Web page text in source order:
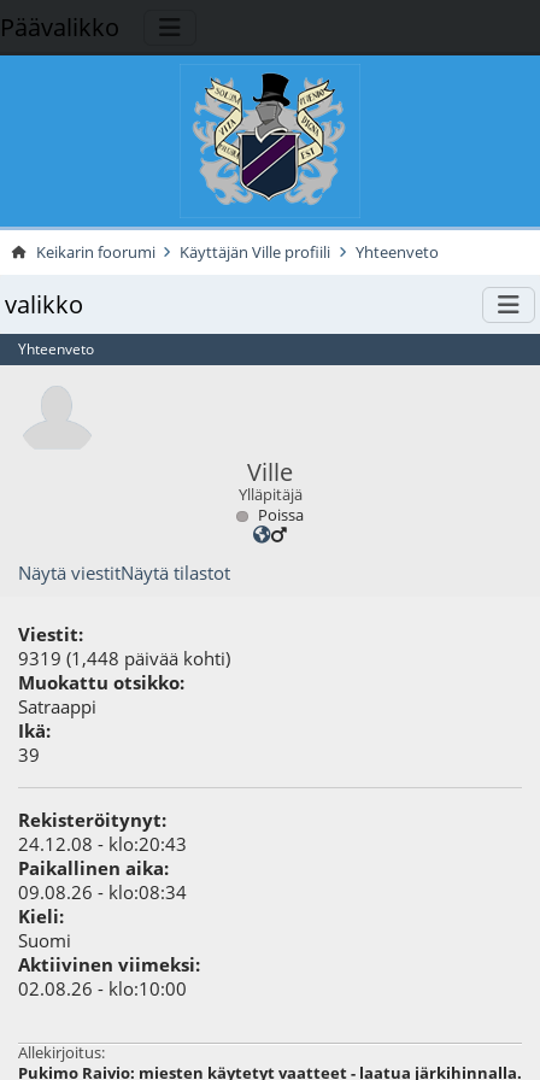
Päävalikko
Keikarin foorumi Käyttäjän Ville profiili Yhteenveto
valikko
Yhteenveto
Ville
Ylläpitäjä
Poissa
Näytä viestitNäytä tilastot
Viestit:
9319 (1,448 päivää kohti)
Muokattu otsikko:
Satraappi
Ikä:
39
Rekisteröitynyt:
24.12.08 - klo:20:43
Paikallinen aika:
09.08.26 - klo:08:34
Kieli:
Suomi
Aktiivinen viimeksi:
02.08.26 - klo:10:00
Allekirjoitus:
Pukimo Raivio: miesten käytetyt vaatteet - laatua järkihinnalla.